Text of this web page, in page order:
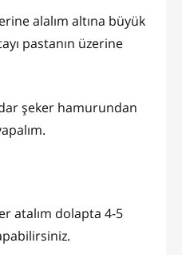
alalım altına büyük
pastanın üzerine
şeker hamurundan
atalım dolapta 4-5